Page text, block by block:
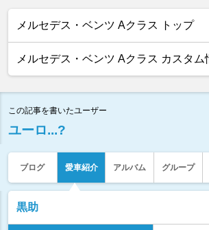
メルセデス・ベンツ Aクラス トップ
メルセデス・ベンツ Aクラス カスタム
この記事を書いたユーザー
ユーロ...?
ブログ 愛車紹介 アルバム グループ
黒助